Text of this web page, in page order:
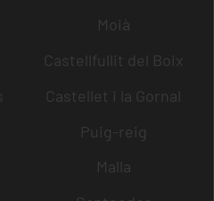
Moià
Castellfullit del Boix
Castellet i la Gornal
Puig-reig
Malla